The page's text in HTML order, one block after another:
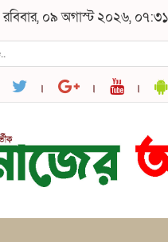
রবিবার, ০৯ অগাস্ট ২০২৬,